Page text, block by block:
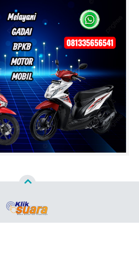
©2026Klik Suara.Com™